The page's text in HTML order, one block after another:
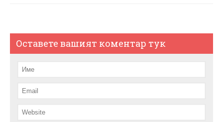
Оставете вашият коментар тук